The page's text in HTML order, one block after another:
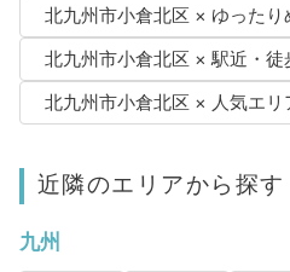
北九州市小倉北区 × ゆったり
北九州市小倉北区 × 駅近・徒
北九州市小倉北区 × 人気エリ
近隣のエリアから探す
九州